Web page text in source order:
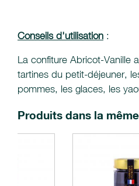
Conseils d'utilisation :
La confiture Abricot-Vanille
tartines du petit-déjeuner,
pommes, les glaces, les
Produits dans la